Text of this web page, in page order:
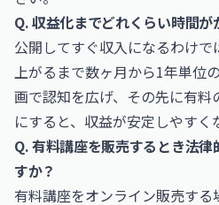
Q. 収益化までどれくらい時間が
公開してすぐ収入になるわけ
上がるまで数ヶ月から1年単位
画で認知を広げ、その先に有
にすると、収益が安定しやすく
Q. 有料講座を販売するとき法
すか？
有料講座をオンライン販売す